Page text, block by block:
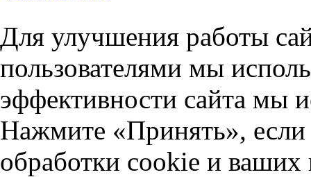
Для улучшения работы
пользователями мы
эффективности сайта мы
Нажмите «Принять», если
обработки cookie и